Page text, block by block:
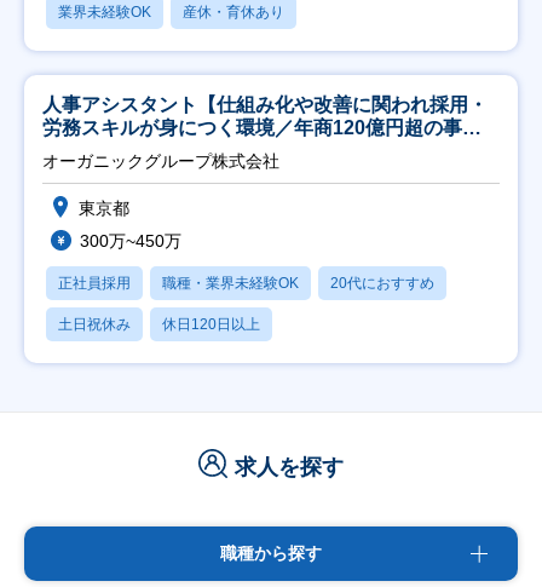
業界未経験OK 産休・育休あり
人事アシスタント【仕組み化や改善に関われ採用・
労務スキルが身につく環境／年商120億円超の事業
会社】
オーガニックグループ株式会社
東京都
300万~450万
正社員採用 職種・業界未経験OK 20代におすすめ
土日祝休み 休日120日以上
求人を探す
職種から探す